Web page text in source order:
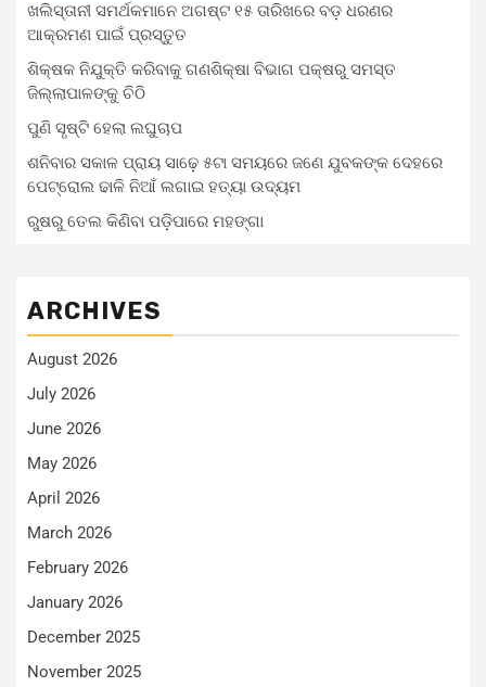
ଖଲିସ୍ତାନୀ ସମର୍ଥକମାନେ ଅଗଷ୍ଟ ୧୫ ତାରିଖରେ ବଡ଼ ଧରଣର
ଆକ୍ରମଣ ପାଇଁ ପ୍ରସ୍ତୁତ
ଶିକ୍ଷକ ନିଯୁକ୍ତି କରିବାକୁ ଗଣଶିକ୍ଷା ବିଭାଗ ପକ୍ଷରୁ ସମସ୍ତ
ଜିଲ୍ଲାପାଳଙ୍କୁ ଚିଠି
ପୁଣି ସୃଷ୍ଟି ହେଲା ଲଘୁଚାପ
ଶନିବାର ସକାଳ ପ୍ରାୟ ସାଢ଼େ ୫ଟା ସମୟରେ ଜଣେ ଯୁବକଙ୍କ ଦେହରେ
ପେଟ୍ରୋଲ ଢାଳି ନିଆଁ ଲଗାଇ ହତ୍ୟା ଉଦ୍ୟମ
ରୁଷରୁ ତେଲ କିଣିବା ପଡ଼ିପାରେ ମହଙ୍ଗା
ARCHIVES
August 2026
July 2026
June 2026
May 2026
April 2026
March 2026
February 2026
January 2026
December 2025
November 2025